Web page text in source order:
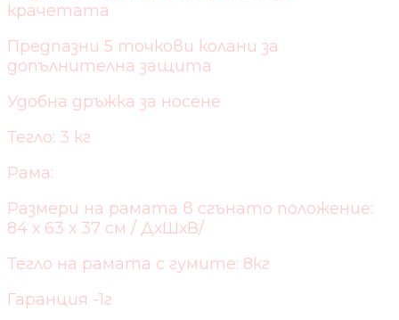
крачетата
Предпазни 5 точкови колани за
допълнителна защита
Удобна дръжка за носене
Тегло: 3 кг
Рама:
Размери на рамата в сгънато положение:
84 х 63 х 37 см / ДхШхВ/
Тегло на рамата с гумите: 8кг
Гаранция -1г